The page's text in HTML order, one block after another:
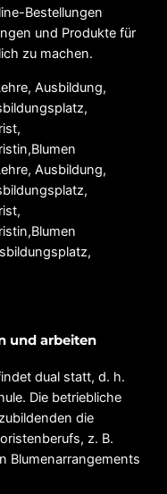
Bestellungen
und Produkte für
zu machen.
und arbeiten
dual statt, d. h.
Die betriebliche
die
z. B.
Blumenarrangements